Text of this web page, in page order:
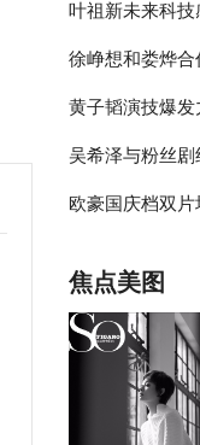
员参与的节目
叶祖新未来科
绎春日太阳男神
徐峥想和娄烨
大剧院》却宣布
黄子韬演技爆
年》收官在即
吴希泽与粉丝
来可期
欧豪国庆档双
焦点美图